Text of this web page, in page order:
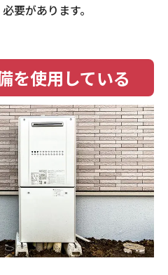
要があります。
を使用している